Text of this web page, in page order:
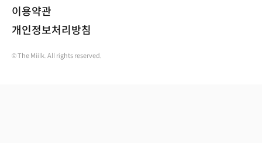
이용약관
개인정보처리방침
© The Miilk. All rights reserved.